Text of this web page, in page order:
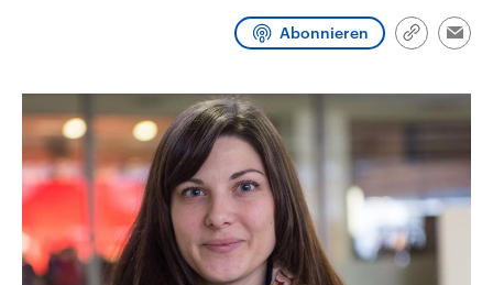
Abonnieren
Link